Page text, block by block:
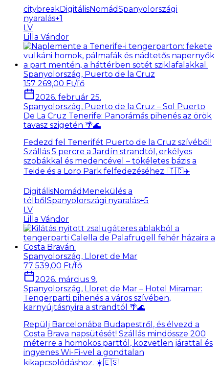
citybreakDigitálisNomádSpanyolországi
nyaralás+1
LV
Lilla Vándor
Spanyolország, Puerto de la Cruz
157 269,00 Ft/fő
2026. február 25.
Spanyolország, Puerto de la Cruz – Sol Puerto
De La Cruz Tenerife: Panorámás pihenés az örök
tavasz szigetén 🌴🌊
Fedezd fel Tenerifét Puerto de la Cruz szívéből!
Szállás 5 percre a Jardín strandtól, erkélyes
szobákkal és medencével – tökéletes bázis a
Teide és a Loro Park felfedezéséhez. 🇮🇨✈️
DigitálisNomád Menekülés a
télből Spanyolországi nyaralás+5
LV
Lilla Vándor
Spanyolország, Lloret de Mar
77 539,00 Ft/fő
2026. március 9.
Spanyolország, Lloret de Mar – Hotel Miramar:
Tengerparti pihenés a város szívében,
karnyújtásnyira a strandtól 🌴🌊
Repülj Barcelonába Budapestről, és élvezd a
Costa Brava napsütését! Szállás mindössze 200
méterre a homokos parttól, közvetlen járattal és
ingyenes Wi-Fi-vel a gondtalan
kikapcsolódáshoz. ☀️🇪🇸